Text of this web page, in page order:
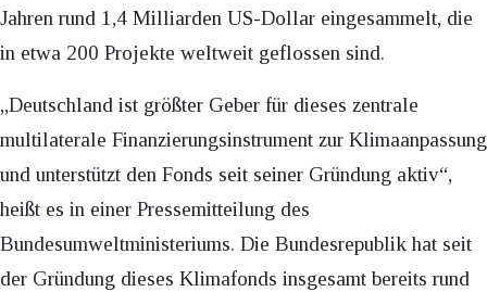
Jahren rund 1,4 Milliarden US-Dollar eingesammelt, die
in etwa 200 Projekte weltweit geflossen sind.
„Deutschland ist größter Geber für dieses zentrale
multilaterale Finanzierungsinstrument zur Klimaanpassung
und unterstützt den Fonds seit seiner Gründung aktiv“,
heißt es in einer Pressemitteilung des
Bundesumweltministeriums. Die Bundesrepublik hat seit
der Gründung dieses Klimafonds insgesamt bereits rund